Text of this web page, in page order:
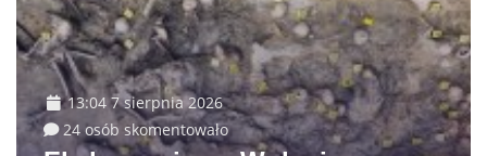
13:04 7 sierpnia 2026
24 osób skomentowało